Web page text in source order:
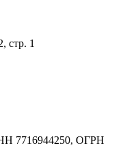
стр. 1
7716944250, ОГРН